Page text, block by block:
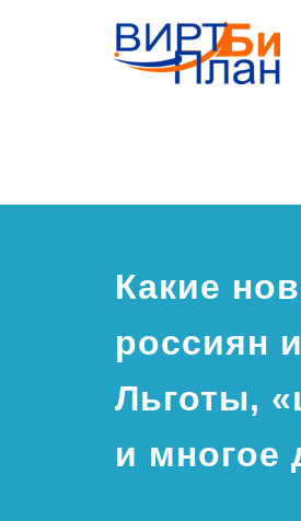
Какие
россиян
Льготы,
и многое